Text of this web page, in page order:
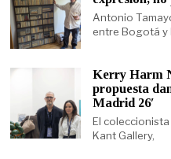
Antonio
entre Bogotá y
Kerry Harm
propuesta
Madrid 26′
El
Kant Gallery,